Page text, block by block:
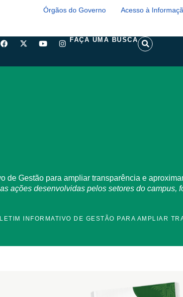
Órgãos do Governo Acesso à
F
a
X
-
Y
o
I
n
FAÇA UMA BUSCA
S
e
de Gestão para ampliar transparência e
ações desenvolvidas pelos setores do
INFORMATIVO DE GESTÃO PARA AMPLIAR